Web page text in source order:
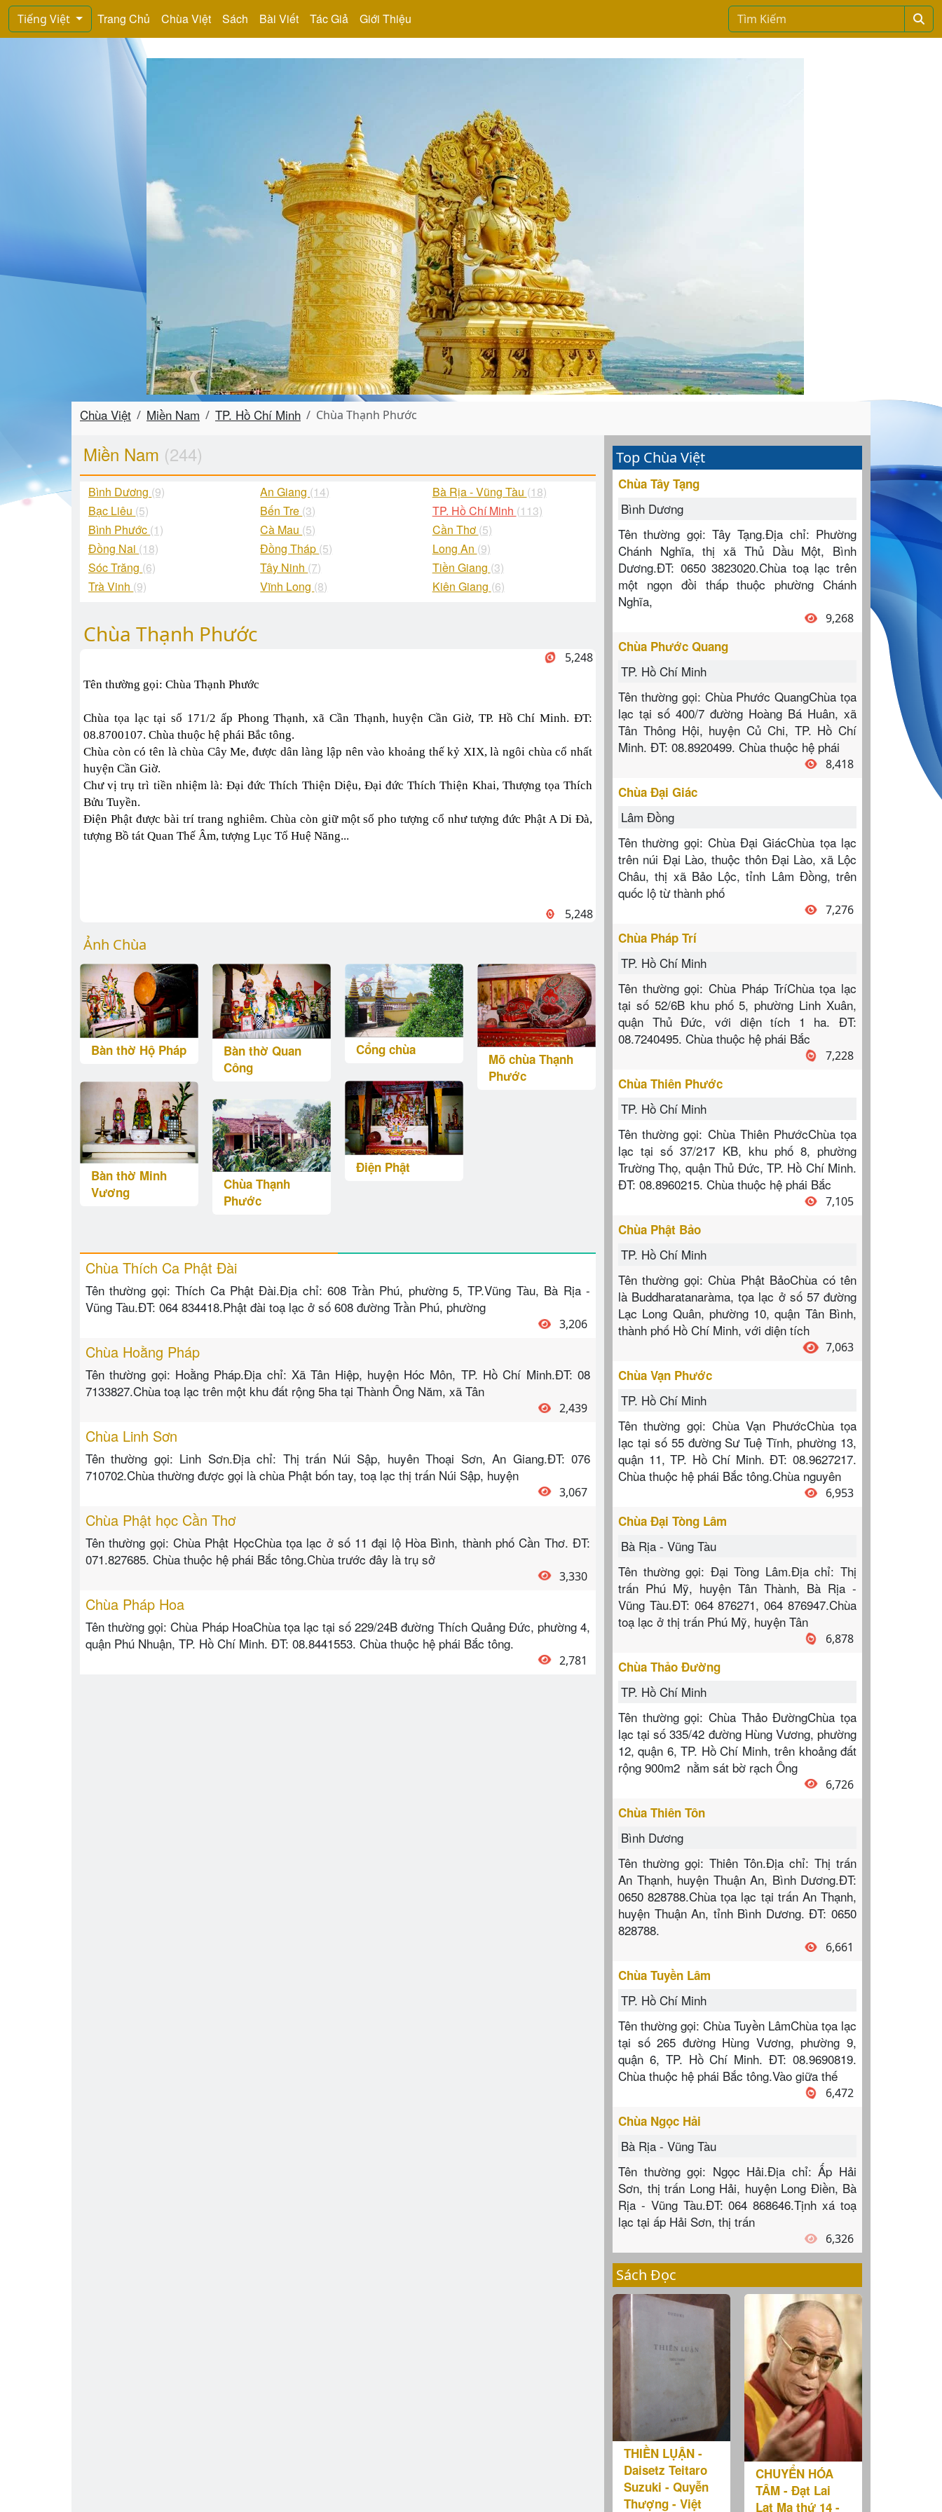
Tiếng Việt Trang Chủ Chùa Việt Sách Bài Viết Tác Giả Giới Thiệu
Chùa Việt Miền Nam TP. Hồ Chí Minh Chùa Thạnh Phước
Miền Nam (244)
Bình Dương (9) An Giang (14) Bà Rịa - Vũng Tàu (18)
Bạc Liêu (5) Bến Tre (3) TP. Hồ Chí Minh (113)
Bình Phước (1) Cà Mau (5) Cần Thơ (5)
Đồng Nai (18) Đồng Tháp (5) Long An (9)
Sóc Trăng (6) Tây Ninh (7) Tiền Giang (3)
Trà Vinh (9) Vĩnh Long (8) Kiên Giang (6)
Chùa Thạnh Phước
5,248
Tên thường gọi: Chùa Thạnh Phước
Chùa tọa lạc tại số 171/2 ấp Phong Thạnh, xã Cần Thạnh, huyện Cần Giờ, TP. Hồ Chí Minh. ĐT:
08.8700107. Chùa thuộc hệ phái Bắc tông.
Chùa còn có tên là chùa Cây Me, được dân làng lập nên vào khoảng thế kỷ XIX, là ngôi chùa cổ nhất
huyện Cần Giờ.
Chư vị trụ trì tiền nhiệm là: Đại đức Thích Thiện Diệu, Đại đức Thích Thiện Khai, Thượng tọa Thích
Bửu Tuyền.
Điện Phật được bài trí trang nghiêm. Chùa còn giữ một số pho tượng cổ như tượng đức Phật A Di Đà,
tượng Bồ tát Quan Thế Âm, tượng Lục Tổ Huệ Năng...
5,248
Ảnh Chùa
Bàn thờ Hộ Pháp
Bàn thờ Minh
Vương
Bàn thờ Quan
Công
Chùa Thạnh
Phước
Cổng chùa
Điện Phật
Mõ chùa Thạnh
Phước
Chùa Thích Ca Phật Đài
Tên thường gọi: Thích Ca Phật Đài.Địa chỉ: 608 Trần Phú, phường 5, TP.Vũng Tàu, Bà Rịa -
Vũng Tàu.ĐT: 064 834418.Phật đài toạ lạc ở số 608 đường Trần Phú, phường
3,206
Chùa Hoằng Pháp
Tên thường gọi: Hoằng Pháp.Địa chỉ: Xã Tân Hiệp, huyện Hóc Môn, TP. Hồ Chí Minh.ĐT: 08
7133827.Chùa toạ lạc trên một khu đất rộng 5ha tại Thành Ông Năm, xã Tân
2,439
Chùa Linh Sơn
Tên thường gọi: Linh Sơn.Địa chỉ: Thị trấn Núi Sập, huyên Thoại Sơn, An Giang.ĐT: 076
710702.Chùa thường được gọi là chùa Phật bốn tay, toạ lạc thị trấn Núi Sập, huyện
3,067
Chùa Phật học Cần Thơ
Tên thường gọi: Chùa Phật HọcChùa tọa lạc ở số 11 đại lộ Hòa Bình, thành phố Cần Thơ. ĐT:
071.827685. Chùa thuộc hệ phái Bắc tông.Chùa trước đây là trụ sở
3,330
Chùa Pháp Hoa
Tên thường gọi: Chùa Pháp HoaChùa tọa lạc tại số 229/24B đường Thích Quảng Đức, phường 4,
quận Phú Nhuận, TP. Hồ Chí Minh. ĐT: 08.8441553. Chùa thuộc hệ phái Bắc tông.
2,781
Top Chùa Việt
Chùa Tây Tạng
Bình Dương
Tên thường gọi: Tây Tạng.Địa chỉ: Phường
Chánh Nghĩa, thị xã Thủ Dầu Một, Bình
Dương.ĐT: 0650 3823020.Chùa toạ lạc trên
một ngọn đồi thấp thuộc phường Chánh
Nghĩa,
9,268
Chùa Phước Quang
TP. Hồ Chí Minh
Tên thường gọi: Chùa Phước QuangChùa tọa
lạc tại số 400/7 đường Hoàng Bá Huân, xã
Tân Thông Hội, huyện Củ Chi, TP. Hồ Chí
Minh. ĐT: 08.8920499. Chùa thuộc hệ phái
8,418
Chùa Đại Giác
Lâm Đồng
Tên thường gọi: Chùa Đại GiácChùa tọa lạc
trên núi Đại Lào, thuộc thôn Đại Lào, xã Lộc
Châu, thị xã Bảo Lộc, tỉnh Lâm Đồng, trên
quốc lộ từ thành phố
7,276
Chùa Pháp Trí
TP. Hồ Chí Minh
Tên thường gọi: Chùa Pháp TríChùa tọa lạc
tại số 52/6B khu phố 5, phường Linh Xuân,
quận Thủ Đức, với diện tích 1 ha. ĐT:
08.7240495. Chùa thuộc hệ phái Bắc
7,228
Chùa Thiên Phước
TP. Hồ Chí Minh
Tên thường gọi: Chùa Thiên PhướcChùa tọa
lạc tại số 37/217 KB, khu phố 8, phường
Trường Thọ, quận Thủ Đức, TP. Hồ Chí Minh.
ĐT: 08.8960215. Chùa thuộc hệ phái Bắc
7,105
Chùa Phật Bảo
TP. Hồ Chí Minh
Tên thường gọi: Chùa Phật BảoChùa có tên
là Buddharatanaràma, tọa lạc ở số 57 đường
Lạc Long Quân, phường 10, quận Tân Bình,
thành phố Hồ Chí Minh, với diện tích
7,063
Chùa Vạn Phước
TP. Hồ Chí Minh
Tên thường gọi: Chùa Vạn PhướcChùa tọa
lạc tại số 55 đường Sư Tuệ Tĩnh, phường 13,
quận 11, TP. Hồ Chí Minh. ĐT: 08.9627217.
Chùa thuộc hệ phái Bắc tông.Chùa nguyên
6,953
Chùa Đại Tòng Lâm
Bà Rịa - Vũng Tàu
Tên thường gọi: Đại Tòng Lâm.Địa chỉ: Thị
trấn Phú Mỹ, huyện Tân Thành, Bà Rịa -
Vũng Tàu.ĐT: 064 876271, 064 876947.Chùa
toạ lạc ở thị trấn Phú Mỹ, huyện Tân
6,878
Chùa Thảo Đường
TP. Hồ Chí Minh
Tên thường gọi: Chùa Thảo ĐườngChùa tọa
lạc tại số 335/42 đường Hùng Vương, phường
12, quận 6, TP. Hồ Chí Minh, trên khoảng đất
rộng 900m2 nằm sát bờ rạch Ông
6,726
Chùa Thiên Tôn
Bình Dương
Tên thường gọi: Thiên Tôn.Địa chỉ: Thị trấn
An Thạnh, huyện Thuận An, Bình Dương.ĐT:
0650 828788.Chùa tọa lạc tại trấn An Thạnh,
huyện Thuận An, tỉnh Bình Dương. ĐT: 0650
828788.
6,661
Chùa Tuyền Lâm
TP. Hồ Chí Minh
Tên thường gọi: Chùa Tuyền LâmChùa tọa lạc
tại số 265 đường Hùng Vương, phường 9,
quận 6, TP. Hồ Chí Minh. ĐT: 08.9690819.
Chùa thuộc hệ phái Bắc tông.Vào giữa thế
6,472
Chùa Ngọc Hải
Bà Rịa - Vũng Tàu
Tên thường gọi: Ngọc Hải.Địa chỉ: Ấp Hải
Sơn, thị trấn Long Hải, huyện Long Điền, Bà
Rịa - Vũng Tàu.ĐT: 064 868646.Tịnh xá toạ
lạc tại ấp Hải Sơn, thị trấn
6,326
Sách Đọc
THIỀN LỤẬN -
Daisetz Teitaro
Suzuki - Quyễn
Thượng - Việt
CHUYỂN HÓA
TÂM - Đạt Lai
Lạt Ma thứ 14 -